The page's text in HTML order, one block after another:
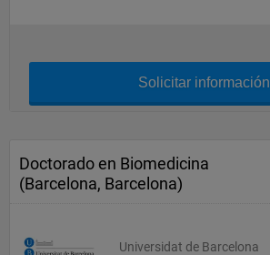
Solicitar información
Doctorado en Biomedicina
(Barcelona, Barcelona)
Universidat de Barcelona